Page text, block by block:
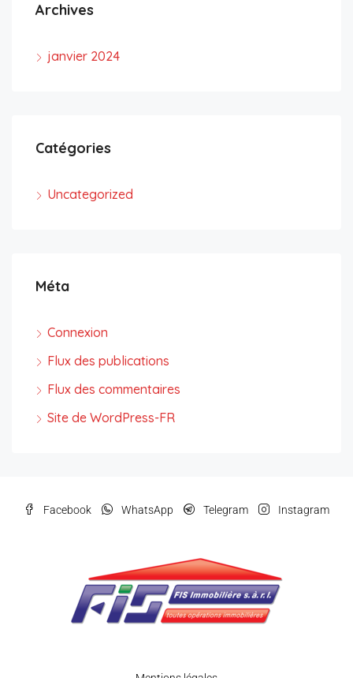
Archives
janvier 2024
Catégories
Uncategorized
Méta
Connexion
Flux des publications
Flux des commentaires
Site de WordPress-FR
Facebook WhatsApp Telegram Instagram